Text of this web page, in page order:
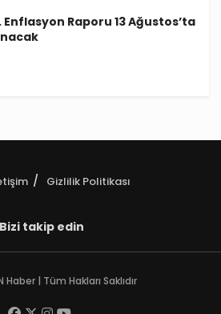
Enflasyon Raporu 13 Ağustos’ta
Gizlilik Politikası
Bizi takip edin
Haber | Tüm Hakları Saklıdır